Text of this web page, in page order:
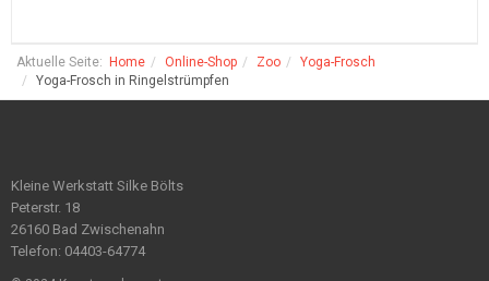
Aktuelle Seite: Home Online-Shop Zoo
Yoga-Frosch
Yoga-Frosch in Ringelstrümpfen
Kleine Werkstatt Silke Bölts
Peterstr. 18
26160 Bad Zwischenahn
Telefon: 04403-64774